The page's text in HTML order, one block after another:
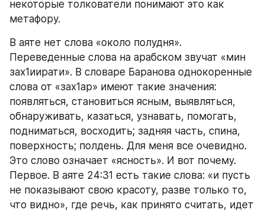
некоторые толкователи понимают это как
метафору.
В аяте нет слова «около полудня».
Переведенные слова на арабском звучат «мин
зах1иирати». В словаре Баранова однокоренные
слова от «зах1ар» имеют такие значения:
появляться, становиться ясным, выявляться,
обнаруживать, казаться, узнавать, помогать,
подниматься, восходить; задняя часть, спина,
поверхность; полдень. Для меня все очевидно.
Это слово означает «ясность». И вот почему.
Первое. В аяте 24:31 есть такие слова: «и пусть
не показывают свою красоту, разве только то,
что видно», где речь, как принято считать, идет